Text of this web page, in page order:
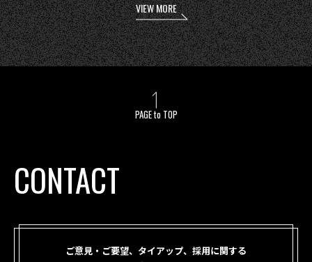
VIEW MORE
PAGE to TOP
CONTACT
ご意見・ご要望、タイアップ、採用に関する